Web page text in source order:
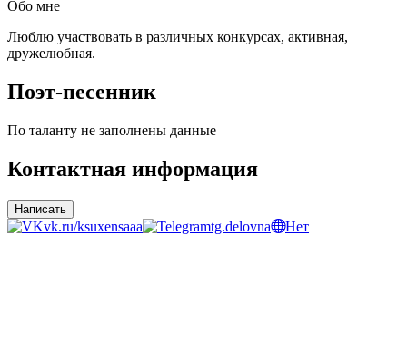
Обо мне
Люблю участвовать в различных конкурсах, активная,
дружелюбная.
Поэт-песенник
По таланту не заполнены данные
Контактная информация
Написать
vk.ru/ksuxensaaa tg.delovna Нет